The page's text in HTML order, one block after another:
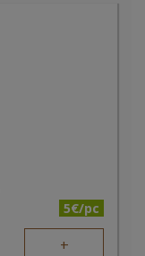
5€/pc
+